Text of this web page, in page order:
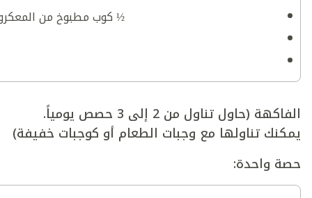
½ كوب مطبوخ من
الفاكهة (حاول تناول من 2 إلى 3 حصص يومياً.
يمكنك تناولها مع وجبات الطعام أو كوجبات خفيفة)
حصة واحدة: